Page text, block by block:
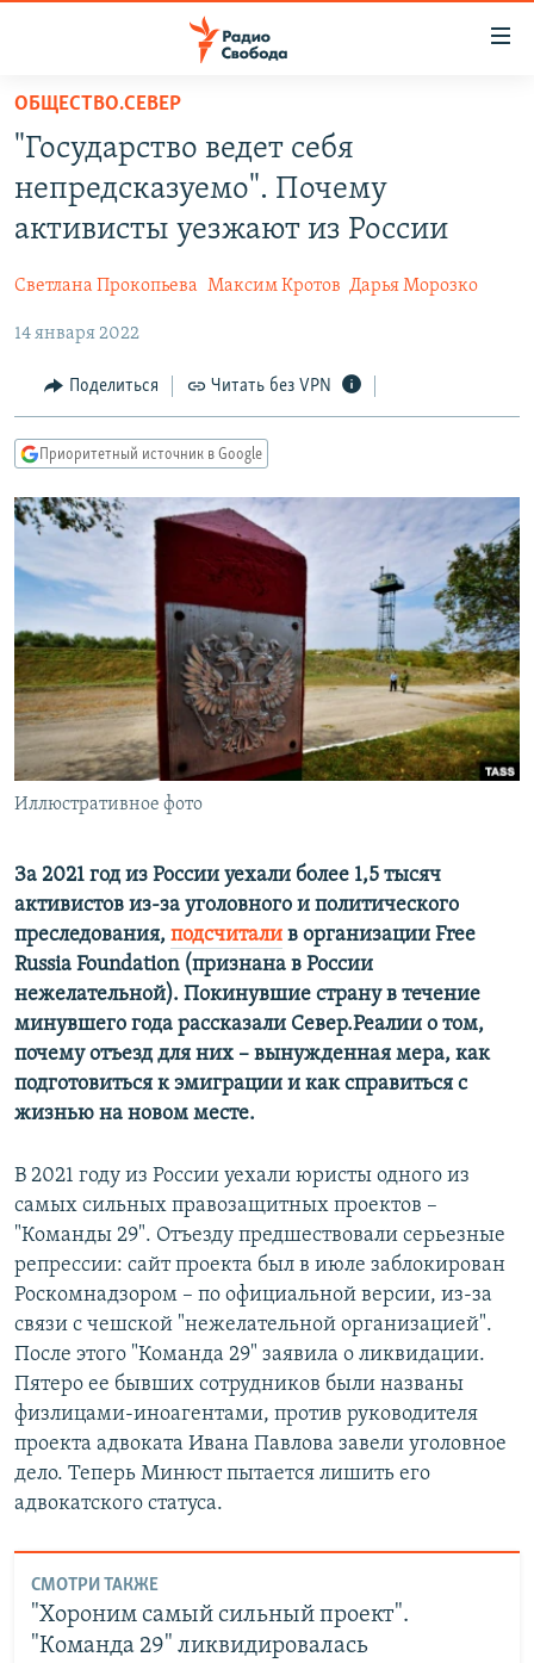
упрощенного
доступа
основному
Вернутся
навигации
Вернутся
поиску
ПРОГРАММЫ
ПОДКАСТЫ
АВТОРСКИЕ ПРОЕКТЫ
МНЕНИЯ
КУЛЬТУРА
IDEL.РЕАЛИИ
СЕВЕР.РЕАЛИИ
СИБИРЬ.РЕАЛИИ
РАСПИСАНИЕ ВЕЩАНИЯ
ПОДПИШИТЕСЬ НА РАССЫЛКУ
СОЦИАЛЬНЫЕ СЕТИ
ОБЩЕСТВО.СЕВЕР
"Государство ведет себя
непредсказуемо". Почему
активисты уезжают из России
Светлана Прокопьева Максим Кротов Дарья Морозко
14 января 2022
Поделиться Читать без VPN
Приоритетный источник в Google
Иллюстративное фото
За 2021 год из России уехали более 1,5 тысяч
активистов из-за уголовного и политического
преследования, подсчитали в организации Free
Russia Foundation (признана в России
нежелательной). Покинувшие страну в течение
минувшего года рассказали Север.Реалии о том,
почему отъезд для них – вынужденная мера, как
подготовиться к эмиграции и как справиться с
жизнью на новом месте.
В 2021 году из России уехали юристы одного из
самых сильных правозащитных проектов –
"Команды 29". Отъезду предшествовали серьезные
репрессии: сайт проекта был в июле заблокирован
Роскомнадзором – по официальной версии, из-за
связи с чешской "нежелательной организацией".
После этого "Команда 29" заявила о ликвидации.
Пятеро ее бывших сотрудников были названы
физлицами-иноагентами, против руководителя
проекта адвоката Ивана Павлова завели уголовное
дело. Теперь Минюст пытается лишить его
адвокатского статуса.
СМОТРИ ТАКЖЕ
"Хороним самый сильный проект".
"Команда 29" ликвидировалась